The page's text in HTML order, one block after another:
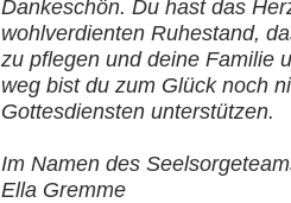
Dankeschön. Du hast das
wohlverdienten Ruhestand,
zu pflegen und deine Familie
weg bist du zum Glück noch
Gottesdiensten unterstützen.
Im Namen des
Ella Gremme